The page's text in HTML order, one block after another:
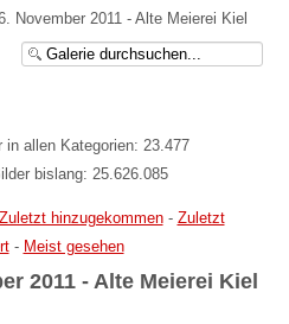
November 2011 - Alte Meierei Kiel
allen Kategorien: 23.477
bislang: 25.626.085
Zuletzt hinzugekommen- Zuletzt
- Meist gesehen
2011 - Alte Meierei Kiel